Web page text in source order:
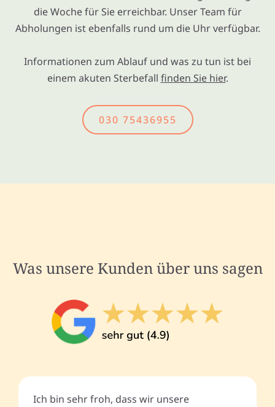
die Woche für Sie erreichbar. Unser Team für
Abholungen ist ebenfalls rund um die Uhr verfügbar.
Informationen zum Ablauf und was zu tun ist bei
einem akuten Sterbefall finden Sie hier.
030 75436955
Was unsere Kunden über uns sagen
Ich bin sehr froh, dass wir unsere